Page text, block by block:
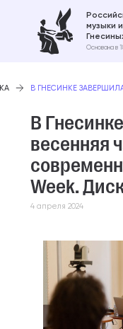
музыки
Основана в
В ГНЕСИНКЕ
В
весенняя
Week.
4 апреля 2024